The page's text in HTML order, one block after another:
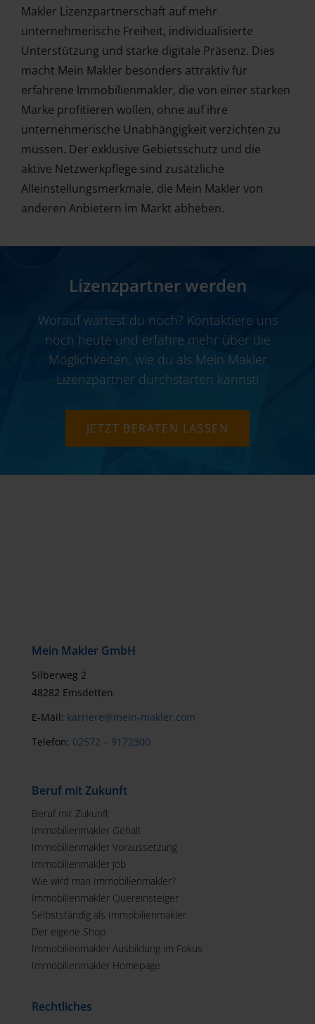
Makler Lizenzpartnerschaft auf mehr
unternehmerische Freiheit, individualisierte
Unterstützung und starke digitale Präsenz. Dies
macht Mein Makler besonders attraktiv für
erfahrene Immobilienmakler, die von einer starken
Marke profitieren wollen, ohne auf ihre
unternehmerische Unabhängigkeit verzichten zu
müssen. Der exklusive Gebietsschutz und die
aktive Netzwerkpflege sind zusätzliche
Alleinstellungsmerkmale, die Mein Makler von
anderen Anbietern im Markt abheben.
Lizenzpartner werden
Worauf wartest du noch? Kontaktiere uns
noch heute und erfahre mehr über die
Möglichkeiten, wie du als Mein Makler
Lizenzpartner durchstarten kannst!
JETZT BERATEN LASSEN
Mein Makler GmbH
Silberweg 2
48282 Emsdetten
E-Mail: karriere@mein-makler.com
Telefon: 02572 – 9172300
Beruf mit Zukunft
Beruf mit Zukunft
Immobilienmakler Gehalt
Immobilienmakler Voraussetzung
Immobilienmakler Job
Wie wird man Immobilienmakler?
Immobilienmakler Quereinsteiger
Selbstständig als Immobilienmakler
Der eigene Shop
Immobilienmakler Ausbildung im Fokus
Immobilienmakler Homepage
Rechtliches